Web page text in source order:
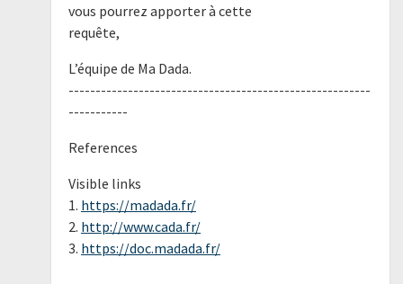
vous pourrez apporter à cette
requête,
L’équipe de Ma Dada.
--------------------------------------------------------
-----------
References
Visible links
1. https://madada.fr/
2. http://www.cada.fr/
3. https://doc.madada.fr/